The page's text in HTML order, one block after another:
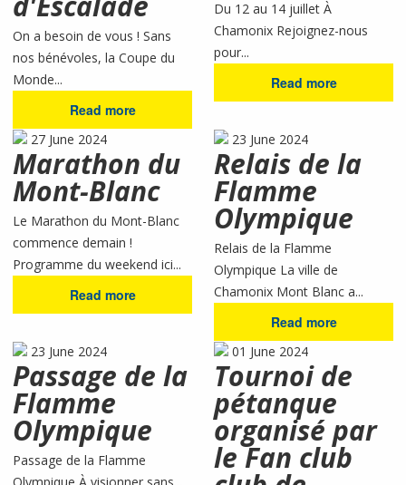
On a besoin de vous ! Sans
nos bénévoles, la Coupe du
Monde...
Read more
Du 12 au 14 juillet À
Chamonix Rejoignez-nous
pour...
Read more
27 June 2024
Marathon du
Mont-Blanc
Le Marathon du Mont-Blanc
commence demain !
Programme du weekend ici...
Read more
23 June 2024
Relais de la
Flamme
Olympique
Relais de la Flamme
Olympique La ville de
Chamonix Mont Blanc a...
Read more
23 June 2024
Passage de la
Flamme
Olympique
Passage de la Flamme
01 June 2024
Tournoi de
pétanque
organisé par
le Fan club